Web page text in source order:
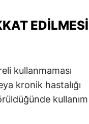
EDILMESI
kullanmaması
kronik hastalığı
kullanım